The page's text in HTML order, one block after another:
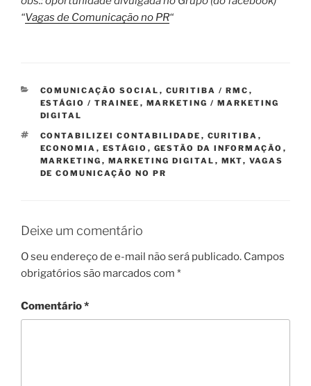
“Vagas de Comunicação no PR“
CATEGORIAS
COMUNICAÇÃO SOCIAL , CURITIBA / RMC ,
ESTÁGIO / TRAINEE , MARKETING / MARKETING
DIGITAL
TAGS
CONTABILIZEI CONTABILIDADE , CURITIBA ,
ECONOMIA , ESTÁGIO , GESTÃO DA INFORMAÇÃO ,
MARKETING , MARKETING DIGITAL , MKT, VAGAS
DE COMUNICAÇÃO NO PR
Deixe um comentário
O seu endereço de e-mail não será publicado. Campos
obrigatórios são marcados com *
Comentário*